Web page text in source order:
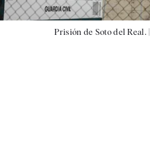
Prisión de Soto del Real. |